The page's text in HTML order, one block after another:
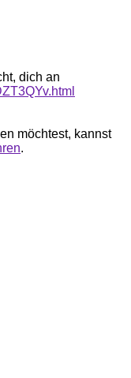
dich an
möchtest, kannst
.